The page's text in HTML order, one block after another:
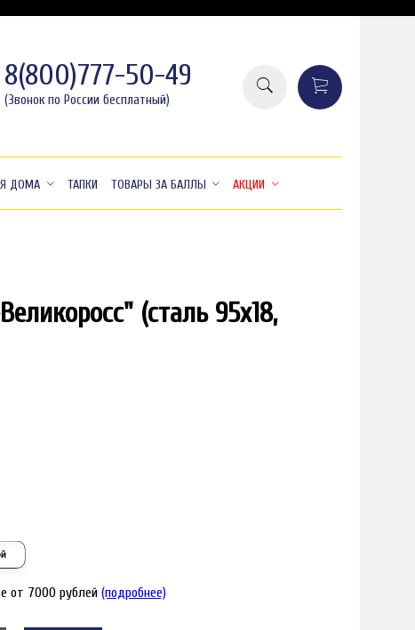
8(800)777-50-49
(Звонок по России бесплатный)
ДОМА ТАПКИ ТОВАРЫ ЗА БАЛЛЫ АКЦИИ
(сталь 95x18,
от 7000 рублей (подробнее)